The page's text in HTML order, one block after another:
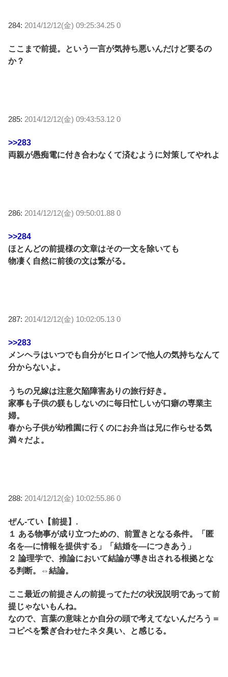
284: 2014/12/12(金) 09:25:34.25 0
ここまで前提。という一言が気持ち悪いんだけど要るの
か？
285: 2014/12/12(金) 09:43:53.12 0
>>283
両親が愚痴電に付き合わなくて済むように対策してやれよ
286: 2014/12/12(金) 09:50:01.88 0
>>284
ほとんどの前提様の文章はその一文を除いても
物凄く自然に前後の文は繋がる。
287: 2014/12/12(金) 10:02:05.13 0
>>283
メンヘラはいつでも自分がヒロインで他人の気持ちなんて
分からないよ。
うちの兄嫁は注意欠陥障害ありの旅行好き。
家事も子供の躾もしないのに毎日忙しいが口癖の専業主
婦。
春から子供が幼稚園に行くのにお弁当は兄に作らせる気
満々だよ。
288: 2014/12/12(金) 10:02:55.86 0
ぜん‐てい【前提】.
１ ある物事が成り立つための、前置きとなる条件。「匿
名を―に情報を提供する」「結婚を―につきあう」
２ 論理学で、推論において結論が導き出される根拠とな
る判断。⇔結論。
ここ最近の前提さんの前提ってただの状況説明であって前
提じゃないもんね。
なので、言葉の意味とか自分の頭で考えてないんだろう＝
コピペを繋ぎ合わせたネタ臭い、と感じる。